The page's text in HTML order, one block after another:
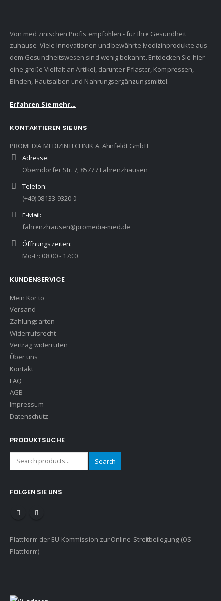
Von medizinischen Profis empfohlen - für Ihre Gesundheit
zuhause! Viele Innovationen und bewährte Medizinprodukte aus
dem Gesundheitswesen sind wenig bekannt. Entdecken Sie hier
eine große Vielfalt an Artikel, darunter Pflaster, Kompressen,
Binden, Hautsalben und Nahrungsergänzungsmittel.
Erfahren Sie mehr...
KONTAKTIEREN SIE UNS
PROMEDIA MEDIZINTECHNIK A. Ahnfeldt GmbH
Adresse:
Oberndorfer Str. 7, 85777 Fahrenzhausen
Telefon:
(+49) 08133-9320-0
E-Mail:
fahrenzhausen@promedia-med.de
Öffnungszeiten:
Mo-Fr: 08:00 - 17:00
KUNDENSERVICE
Mein Konto
Versand
Zahlungsarten
Widerrufsrecht
Vertrag widerrufen
Über uns
Kontakt
FAQ
AGB
Impressum
Datenschutz
PRODUKTSUCHE
Search
FOLGEN SIE UNS
Plattform der EU-Kommission zur Online-Streitbeilegung (OS-
Plattform)